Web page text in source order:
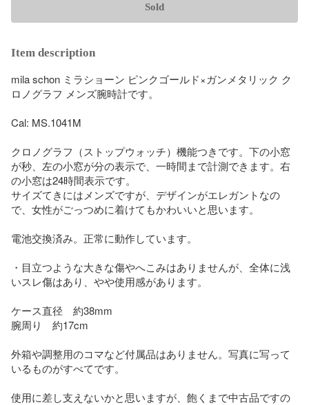
Sold
Item description
mila schon ミラショーン ピンクゴールド×ガンメタリック ク
ロノグラフ メンズ腕時計です。
Cal: MS.1041M
クロノグラフ（ストップウォッチ）機能つきです。下の小窓
が秒、左の小窓が分の表示で、一時間まで計測できます。右
の小窓は24時間表示です。
サイズてきにはメンズですが、デザインがエレガントなの
で、女性がごっつめに着けてもかわいいと思います。
電池交換済み。正常に動作しています。
・目立つような大きな傷やへこみはありませんが、全体に浅
いスレ傷はあり、やや使用感があります。
ケース直径　約38mm
腕周り　約17cm
外箱や調整用のコマなど付属品はありません。写真に写って
いるものがすべてです。
使用に差し支えないかと思いますが、飽くまで中古品ですの